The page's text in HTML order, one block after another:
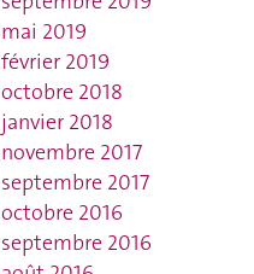
mai 2019
février 2019
octobre 2018
janvier 2018
novembre 2017
septembre 2017
octobre 2016
septembre 2016